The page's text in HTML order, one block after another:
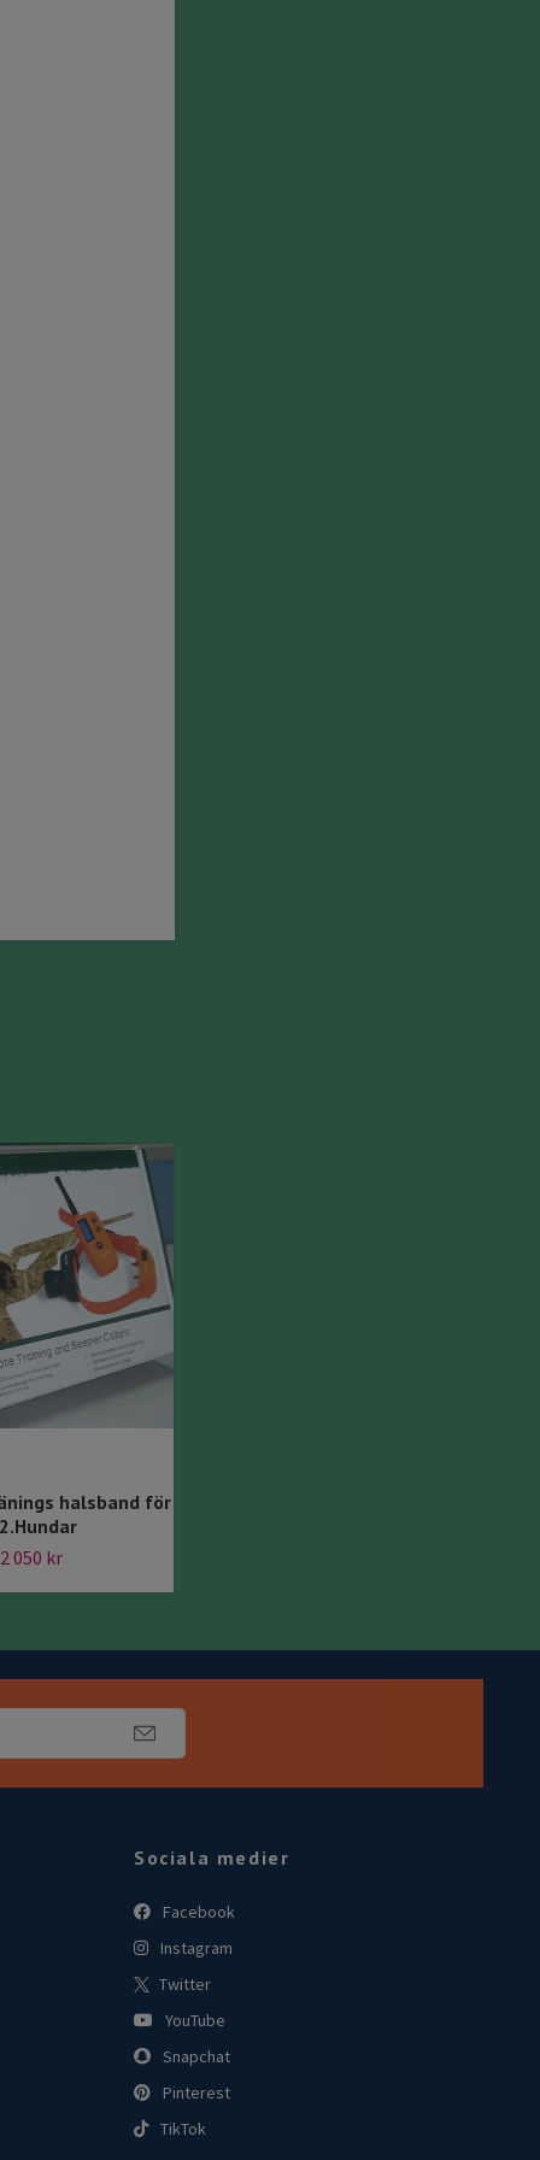
halsband för
2 050 kr
Sociala medier
Facebook
Instagram
Twitter
YouTube
Snapchat
Pinterest
TikTok